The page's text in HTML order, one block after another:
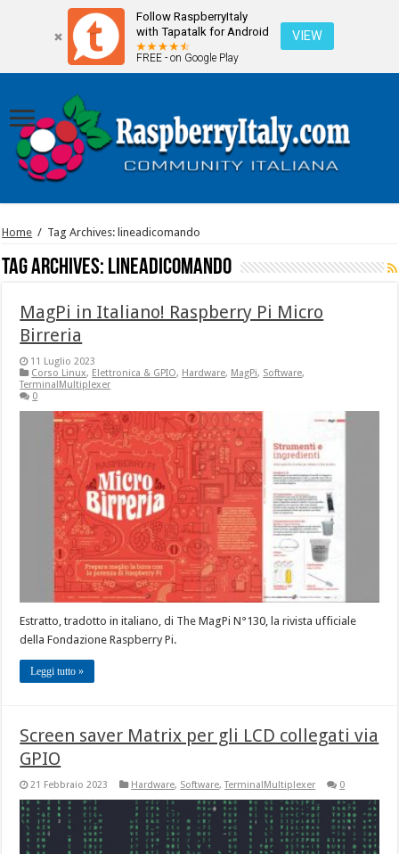
Follow RaspberryItaly
with Tapatalk for Android
FREE - on Google Play
VIEW
Home / Tag Archives: lineadicomando
Tag Archives: lineadicomando
MagPi in Italiano! Raspberry Pi Micro
Birreria
11 Luglio 2023
Corso Linux, Elettronica & GPIO, Hardware, MagPi, Software,
TerminalMultiplexer
0
Estratto, tradotto in italiano, di The MagPi N°130, la rivista ufficiale
della Fondazione Raspberry Pi.
Leggi tutto »
Screen saver Matrix per gli LCD collegati via
GPIO
21 Febbraio 2023 Hardware, Software,TerminalMultiplexer 0